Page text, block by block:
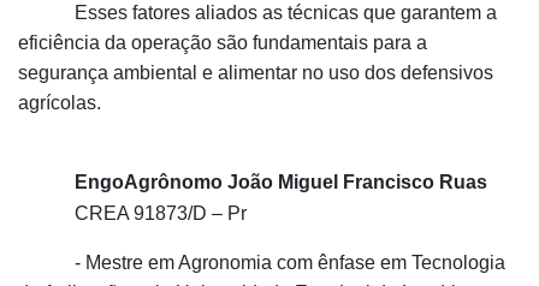
Esses fatores aliados as técnicas que garantem a
eficiência da operação são fundamentais para a
segurança ambiental e alimentar no uso dos defensivos
agrícolas.
EngoAgrônomo João Miguel Francisco Ruas
CREA 91873/D – Pr
- Mestre em Agronomia com ênfase em Tecnologia